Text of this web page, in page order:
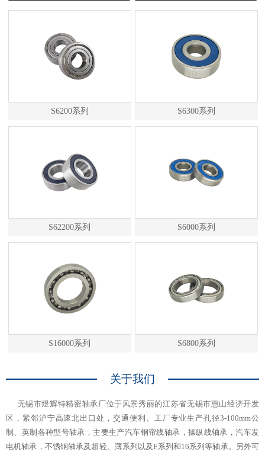
S6200系列 S6300系列
S62200系列 S6000系列
S16000系列 S6800系列
关于我们
无锡市煜辉特精密轴承厂位于风景秀丽的江苏省无锡市惠山经济开发
区，紧邻沪宁高速北出口处，交通便利。工厂专业生产孔径3-100mm公
制、英制各种型号轴承，主要生产汽车钢帘线轴承，操纵线轴承，汽车发
电机轴承，不锈钢轴承及超轻、薄系列以及F系列和16系列等轴承。另外可